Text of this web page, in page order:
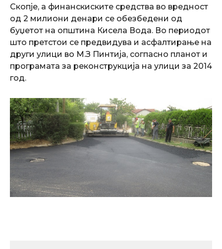
Скопје, а финанскиските средства во вредност
од 2 милиони денари се обезбедени од
буџетот на општина Кисела Вода. Во периодот
што претстои се предвидува и асфалтирање на
други улици во M.З Пинтија, согпасно планот и
програмата за реконструкција на улици за 2014
год.